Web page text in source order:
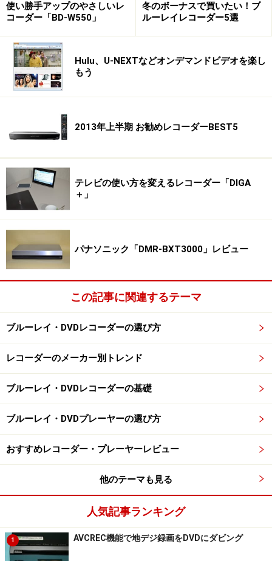
使い勝手アップのやさしいレ
コーダー「BD-W550」
冬のボーナスで買いたい！ブ
ルーレイレコーダー5選
Hulu、U-NEXTなどオンデマンドビデオを楽し
もう
2013年上半期 お勧めレコーダーBEST5
テレビの使い方を変えるレコーダー「DIGA
＋」
パナソニック「DMR-BXT3000」レビュー
この記事に関連するテーマ
ブルーレイ・DVDレコーダーの選び方
レコーダーのメーカー別トレンド
ブルーレイ・DVDレコーダーの基礎
ブルーレイ・DVDプレーヤーの選び方
おすすめレコーダー・プレーヤーレビュー
他のテーマも見る
人気記事ランキング
1 AVCREC機能で地デジ録画をDVDにダビング